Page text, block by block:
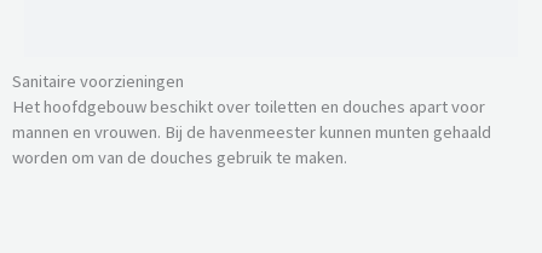
Sanitaire voorzieningen
Het hoofdgebouw beschikt over toiletten en douches apart voor
mannen en vrouwen. Bij de havenmeester kunnen munten gehaald
worden om van de douches gebruik te maken.